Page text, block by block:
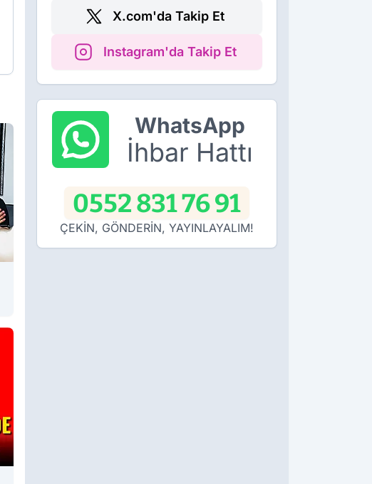
X.com'da Takip Et
Instagram'da Takip Et
WhatsApp
İhbar Hattı
0552 831 76 91
ÇEKİN, GÖNDERİN, YAYINLAYALIM!